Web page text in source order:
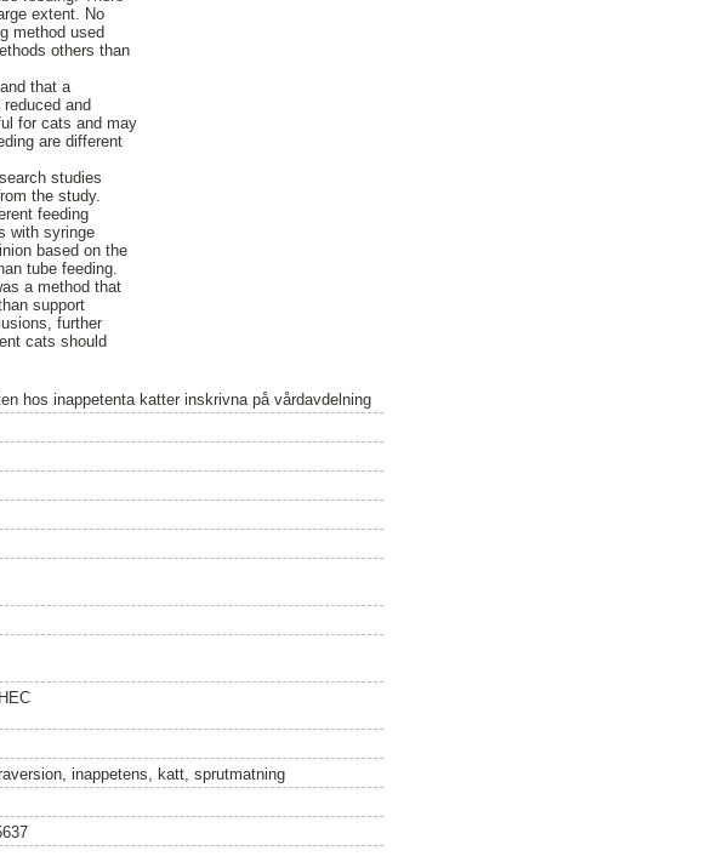
extent. No
method used
others than
that a
and
for cats and may
are different
studies
the study.
feeding
with syringe
based on the
tube feeding.
a method that
support
further
cats should
hos inappetenta katter inskrivna på vårdavdelning
inappetens, katt, sprutmatning